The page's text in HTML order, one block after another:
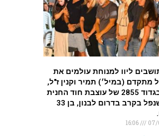
רכב התנגש במעקה בטיחות בכביש 90
לעין חצבה. פצועים
ליוו למנוחת עולמים את
מתקדם (במיל׳) תמיר וקנין ז"ל,
לוחם בגדוד 2855 של עוצבת חוד החנית
(55), שנפל בקרב בדרום לבנון, בן 33
07/